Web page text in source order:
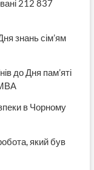
212 837
знань сім’ям
до Дня пам’яті
в Чорному
який був